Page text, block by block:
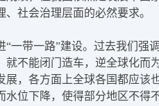
社会治理层面的必然要求。
带一路”建设。过去我们强
不能闭门造车，逆全球化
，各方面上全球各国都应
位下降，使得部分地区不